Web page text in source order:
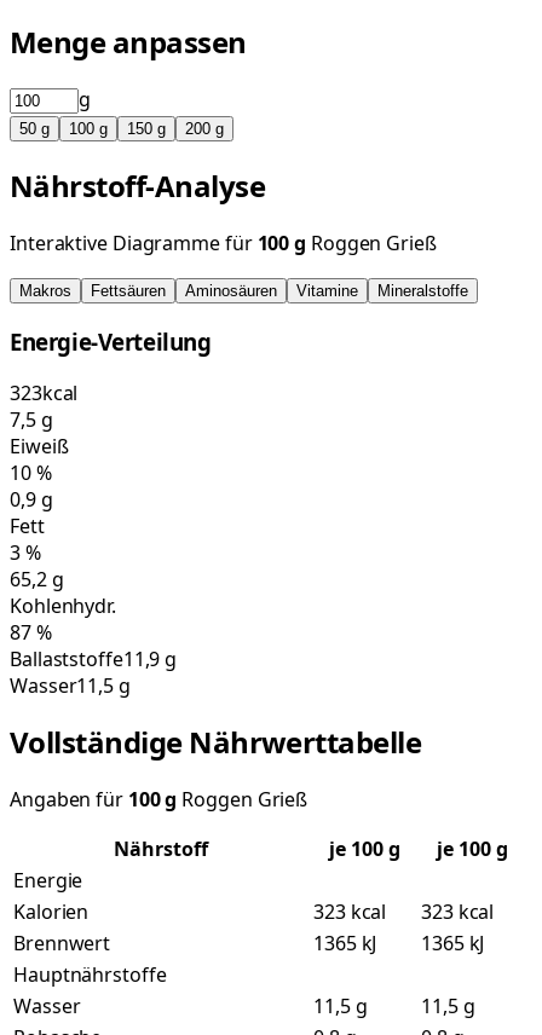
Menge anpassen
g
50 g 100 g 150 g 200 g
Nährstoff-Analyse
Interaktive Diagramme für 100g Roggen Grieß
Makros Fettsäuren Aminosäuren Vitamine Mineralstoffe
Energie-Verteilung
323kcal
7,5g
Eiweiß
10%
0,9g
Fett
3%
65,2g
Kohlenhydr.
87%
Ballaststoffe11,9 g
Wasser11,5 g
Vollständige Nährwerttabelle
Angaben für 100g Roggen Grieß
Nährstoff
je 100g
je 100 g
Energie
Kalorien
323 kcal
323 kcal
Brennwert
1365 kJ
1365 kJ
Hauptnährstoffe
Wasser
11,5 g
11,5 g